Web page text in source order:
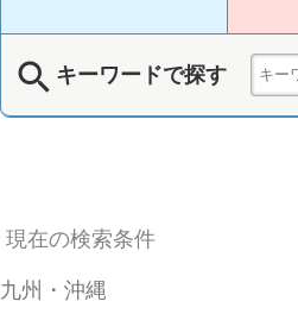
search キーワードで探す
現在の検索条件
九州・沖縄